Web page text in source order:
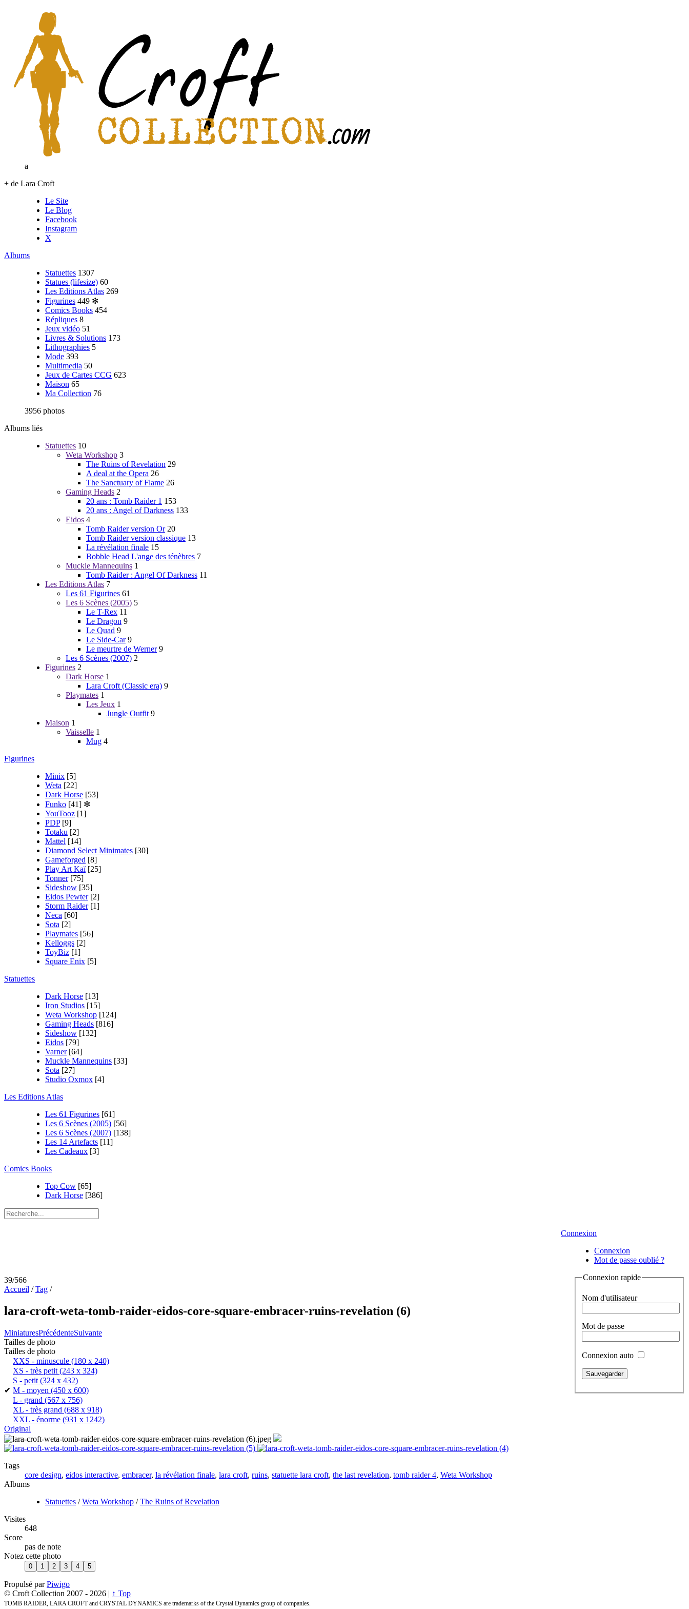
a
+ de Lara Croft
Le Site
Le Blog
Facebook
Instagram
X
Albums
Statuettes 1307
Statues (lifesize) 60
Les Editions Atlas 269
Figurines 449 ✻
Comics Books 454
Répliques 8
Jeux vidéo 51
Livres & Solutions 173
Lithographies 5
Mode 393
Multimedia 50
Jeux de Cartes CCG 623
Maison 65
Ma Collection 76
3956 photos
Albums liés
Statuettes 10
Weta Workshop 3
The Ruins of Revelation 29
A deal at the Opera 26
The Sanctuary of Flame 26
Gaming Heads 2
20 ans : Tomb Raider 1 153
20 ans : Angel of Darkness 133
Eidos 4
Tomb Raider version Or 20
Tomb Raider version classique 13
La révélation finale 15
Bobble Head L'ange des ténèbres 7
Muckle Mannequins 1
Tomb Raider : Angel Of Darkness 11
Les Editions Atlas 7
Les 61 Figurines 61
Les 6 Scènes (2005) 5
Le T-Rex 11
Le Dragon 9
Le Quad 9
Le Side-Car 9
Le meurtre de Werner 9
Les 6 Scènes (2007) 2
Figurines 2
Dark Horse 1
Lara Croft (Classic era) 9
Playmates 1
Les Jeux 1
Jungle Outfit 9
Maison 1
Vaisselle 1
Mug 4
Figurines
Minix [5]
Weta [22]
Dark Horse [53]
Funko [41] ✻
YouTooz [1]
PDP [9]
Totaku [2]
Mattel [14]
Diamond Select Minimates [30]
Gameforged [8]
Play Art Kaï [25]
Tonner [75]
Sideshow [35]
Eidos Pewter [2]
Storm Raider [1]
Neca [60]
Sota [2]
Playmates [56]
Kelloggs [2]
ToyBiz [1]
Square Enix [5]
Statuettes
Dark Horse [13]
Iron Studios [15]
Weta Workshop [124]
Gaming Heads [816]
Sideshow [132]
Eidos [79]
Varner [64]
Muckle Mannequins [33]
Sota [27]
Studio Oxmox [4]
Les Editions Atlas
Les 61 Figurines [61]
Les 6 Scènes (2005) [56]
Les 6 Scènes (2007) [138]
Les 14 Artefacts [11]
Les Cadeaux [3]
Comics Books
Top Cow [65]
Dark Horse [386]
Connexion
Connexion
Mot de passe oublié ?
Connexion rapide
Nom d'utilisateur
Mot de passe
Connexion auto
39/566
Accueil /Tag /
lara-croft-weta-tomb-raider-eidos-core-square-embracer-ruins-revelation (6)
MiniaturesPrécédenteSuivante
Tailles de photo
Tailles de photo
XXS - minuscule (180 x 240)
XS - très petit (243 x 324)
S - petit (324 x 432)
✔ M - moyen (450 x 600)
L - grand (567 x 756)
XL - très grand (688 x 918)
XXL - énorme (931 x 1242)
Original
Tags
core design, eidos interactive, embracer, la révélation finale, lara croft, ruins, statuette lara croft, the last revelation, tomb raider 4, Weta Workshop
Albums
Statuettes /Weta Workshop /The Ruins of Revelation
Visites
648
Score
pas de note
Notez cette photo
Propulsé parPiwigo
© Croft Collection 2007 - 2026 | ↑ Top
TOMB RAIDER, LARA CROFT and CRYSTAL DYNAMICS are trademarks of the Crystal Dynamics group of companies.